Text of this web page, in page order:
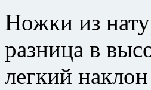
Ножки из
разница в
легкий